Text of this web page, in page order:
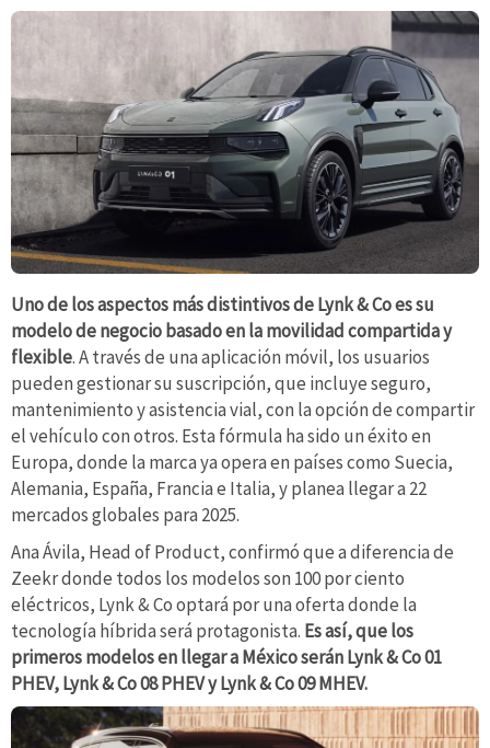
Uno de los aspectos más distintivos de Lynk & Co es su
modelo de negocio basado en la movilidad compartida y
flexible. A través de una aplicación móvil, los usuarios
pueden gestionar su suscripción, que incluye seguro,
mantenimiento y asistencia vial, con la opción de compartir
el vehículo con otros. Esta fórmula ha sido un éxito en
Europa, donde la marca ya opera en países como Suecia,
Alemania, España, Francia e Italia, y planea llegar a 22
mercados globales para 2025.
Ana Ávila, Head of Product, confirmó que a diferencia de
Zeekr donde todos los modelos son 100 por ciento
eléctricos, Lynk & Co optará por una oferta donde la
tecnología híbrida será protagonista. Es así, que los
primeros modelos en llegar a México serán Lynk & Co 01
PHEV, Lynk & Co 08 PHEV y Lynk & Co 09 MHEV.